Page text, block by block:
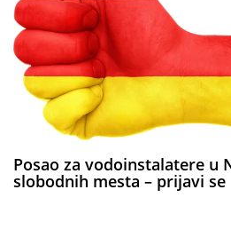
Posao za vodoinstalatere u
slobodnih mesta – prijavi se